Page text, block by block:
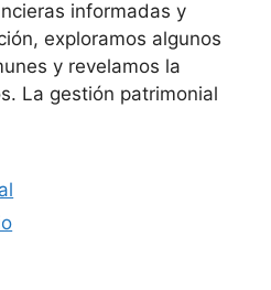
informadas y
exploramos algunos
y revelamos la
La gestión patrimonial